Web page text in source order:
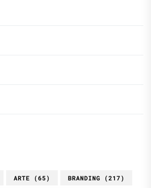
ARTE (65) BRANDING (217)